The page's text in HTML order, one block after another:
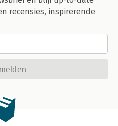
recensies, inspirerende